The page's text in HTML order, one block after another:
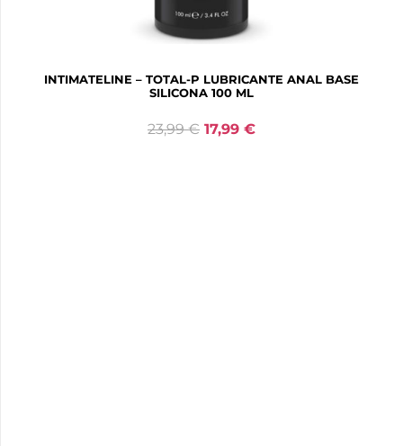
INTIMATELINE – TOTAL-P LUBRICANTE ANAL BASE
SILICONA 100 ML
23,99€ 17,99 €